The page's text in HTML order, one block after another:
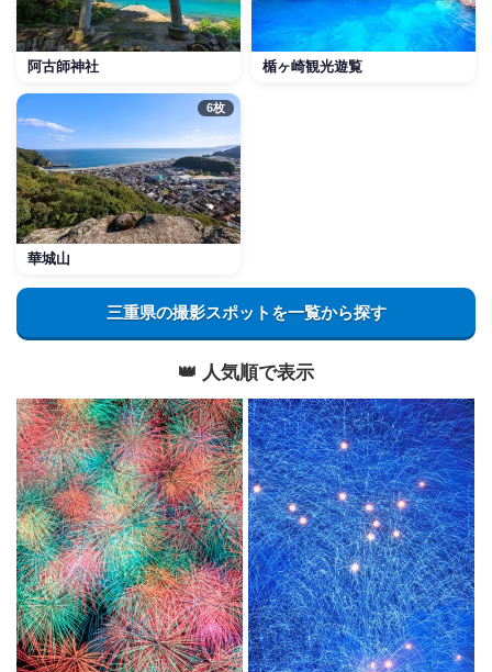
阿古師神社 楯ヶ崎観光遊覧
6枚
華城山
三重県の撮影スポットを一覧から探す
👑 人気順で表示